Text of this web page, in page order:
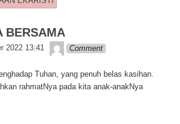
BERSAMA
2022 13:41 Lapopp music
Comment
Tuhan, yang penuh belas kasihan.
rahmatNya pada kita anak-anakNya